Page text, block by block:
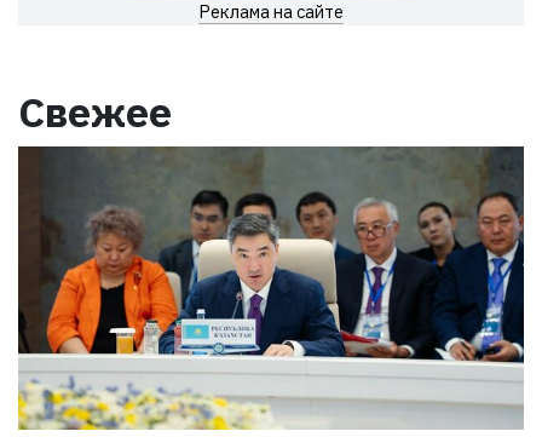
Реклама на сайте
Свежее